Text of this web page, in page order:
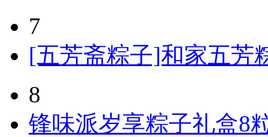
7
[五芳斋粽子]和家五芳
8
锋味派岁享粽子礼盒8